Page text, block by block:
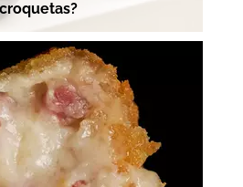
croquetas?